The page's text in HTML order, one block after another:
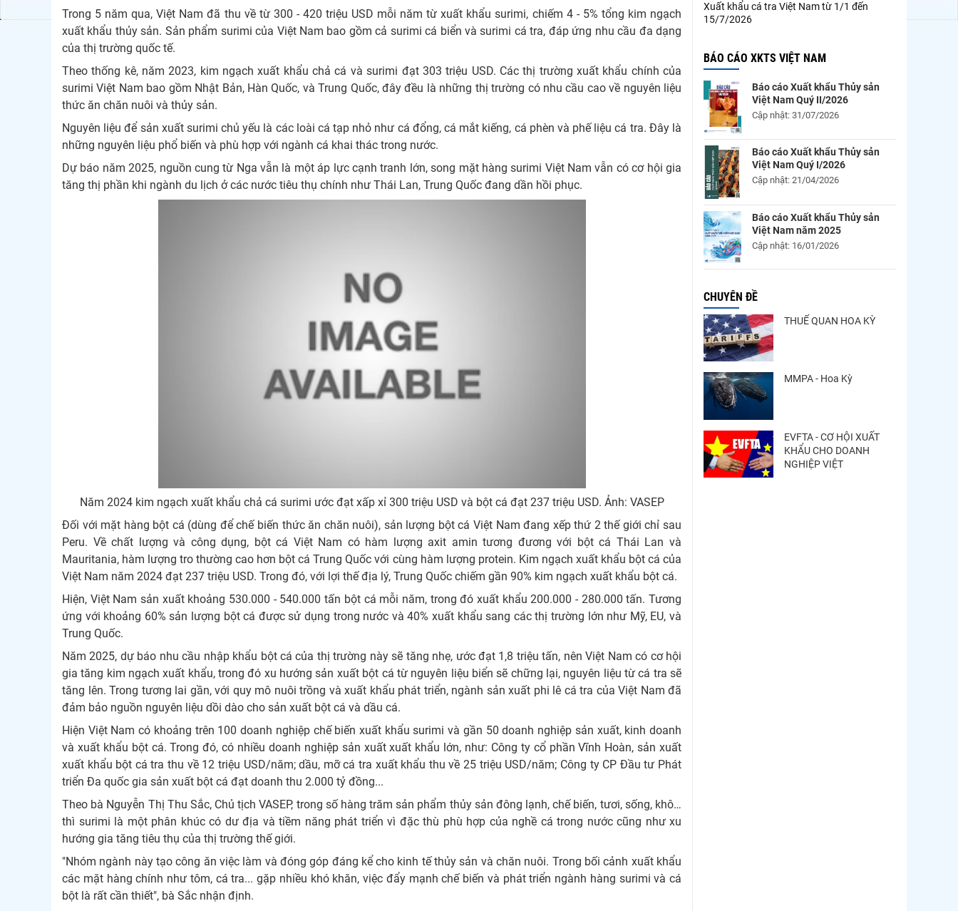
Trong 5 năm qua, Việt Nam đã thu về từ 300 - 420 triệu USD mỗi năm từ xuất khẩu surimi, chiếm 4 - 5% tổng kim ngạch
xuất khẩu thủy sản. Sản phẩm surimi của Việt Nam bao gồm cả surimi cá biển và surimi cá tra, đáp ứng nhu cầu đa dạng
của thị trường quốc tế.
Theo thống kê, năm 2023, kim ngạch xuất khẩu chả cá và surimi đạt 303 triệu USD. Các thị trường xuất khẩu chính của
surimi Việt Nam bao gồm Nhật Bản, Hàn Quốc, và Trung Quốc, đây đều là những thị trường có nhu cầu cao về nguyên liệu
thức ăn chăn nuôi và thủy sản.
Nguyên liệu để sản xuất surimi chủ yếu là các loài cá tạp nhỏ như cá đổng, cá mắt kiếng, cá phèn và phế liệu cá tra. Đây là
những nguyên liệu phổ biến và phù hợp với ngành cá khai thác trong nước.
Dự báo năm 2025, nguồn cung từ Nga vẫn là một áp lực cạnh tranh lớn, song mặt hàng surimi Việt Nam vẫn có cơ hội gia
tăng thị phần khi ngành du lịch ở các nước tiêu thụ chính như Thái Lan, Trung Quốc đang dần hồi phục.
Năm 2024 kim ngạch xuất khẩu chả cá surimi ước đạt xấp xỉ 300 triệu USD và bột cá đạt 237 triệu USD. Ảnh: VASEP
Đối với mặt hàng bột cá (dùng để chế biến thức ăn chăn nuôi), sản lượng bột cá Việt Nam đang xếp thứ 2 thế giới chỉ sau
Peru. Về chất lượng và công dụng, bột cá Việt Nam có hàm lượng axit amin tương đương với bột cá Thái Lan và
Mauritania, hàm lượng tro thường cao hơn bột cá Trung Quốc với cùng hàm lượng protein. Kim ngạch xuất khẩu bột cá của
Việt Nam năm 2024 đạt 237 triệu USD. Trong đó, với lợi thế địa lý, Trung Quốc chiếm gần 90% kim ngạch xuất khẩu bột cá.
Hiện, Việt Nam sản xuất khoảng 530.000 - 540.000 tấn bột cá mỗi năm, trong đó xuất khẩu 200.000 - 280.000 tấn. Tương
ứng với khoảng 60% sản lượng bột cá được sử dụng trong nước và 40% xuất khẩu sang các thị trường lớn như Mỹ, EU, và
Trung Quốc.
Năm 2025, dự báo nhu cầu nhập khẩu bột cá của thị trường này sẽ tăng nhẹ, ước đạt 1,8 triệu tấn, nên Việt Nam có cơ hội
gia tăng kim ngạch xuất khẩu, trong đó xu hướng sản xuất bột cá từ nguyên liệu biển sẽ chững lại, nguyên liệu từ cá tra sẽ
tăng lên. Trong tương lai gần, với quy mô nuôi trồng và xuất khẩu phát triển, ngành sản xuất phi lê cá tra của Việt Nam đã
đảm bảo nguồn nguyên liệu dồi dào cho sản xuất bột cá và dầu cá.
Hiện Việt Nam có khoảng trên 100 doanh nghiệp chế biến xuất khẩu surimi và gần 50 doanh nghiệp sản xuất, kinh doanh
và xuất khẩu bột cá. Trong đó, có nhiều doanh nghiệp sản xuất xuất khẩu lớn, như: Công ty cổ phần Vĩnh Hoàn, sản xuất
xuất khẩu bột cá tra thu về 12 triệu USD/năm; dầu, mỡ cá tra xuất khẩu thu về 25 triệu USD/năm; Công ty CP Đầu tư Phát
triển Đa quốc gia sản xuất bột cá đạt doanh thu 2.000 tỷ đồng...
Theo bà Nguyễn Thị Thu Sắc, Chủ tịch VASEP, trong số hàng trăm sản phẩm thủy sản đông lạnh, chế biến, tươi, sống, khô…
thì surimi là một phân khúc có dư địa và tiềm năng phát triển vì đặc thù phù hợp của nghề cá trong nước cũng như xu
hướng gia tăng tiêu thụ của thị trường thế giới.
"Nhóm ngành này tạo công ăn việc làm và đóng góp đáng kể cho kinh tế thủy sản và chăn nuôi. Trong bối cảnh xuất khẩu
các mặt hàng chính như tôm, cá tra... gặp nhiều khó khăn, việc đẩy mạnh chế biến và phát triển ngành hàng surimi và cá
bột là rất cần thiết", bà Sắc nhận định.
Xuất khẩu cá tra Việt Nam từ 1/1 đến
15/7/2026
BÁO CÁO XKTS VIỆT NAM
Báo cáo Xuất khẩu Thủy sản
Việt Nam Quý II/2026
Cập nhật: 31/07/2026
Báo cáo Xuất khẩu Thủy sản
Việt Nam Quý I/2026
Cập nhật: 21/04/2026
Báo cáo Xuất khẩu Thủy sản
Việt Nam năm 2025
Cập nhật: 16/01/2026
CHUYÊN ĐỀ
THUẾ QUAN HOA KỲ
MMPA - Hoa Kỳ
EVFTA - CƠ HỘI XUẤT
KHẨU CHO DOANH
NGHIỆP VIỆT